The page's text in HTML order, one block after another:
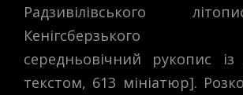
Радзивілівського
Кенігсберзького
середньовічний рукопис із
текстом, 613 мініатюр].